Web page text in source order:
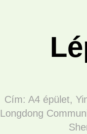
Cím: A4 épület,
Longdong